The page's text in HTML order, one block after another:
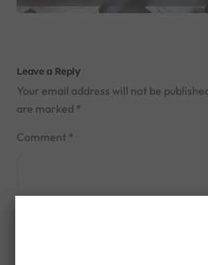
Leave a Reply
Your email address will not be
are marked *
Comment *